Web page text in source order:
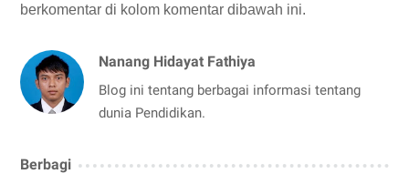
berkomentar di kolom komentar dibawah ini.
Nanang Hidayat Fathiya
Blog ini tentang berbagai informasi tentang
dunia Pendidikan.
Berbagi